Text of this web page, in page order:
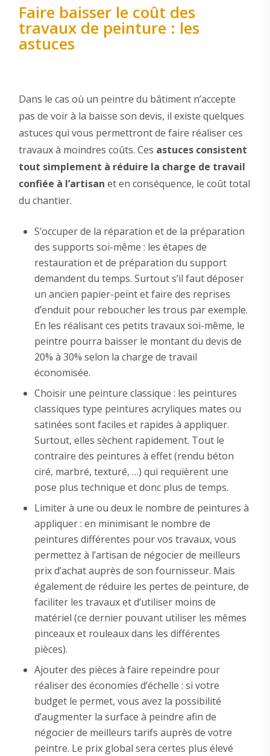
Faire baisser le coût des
travaux de peinture : les
astuces
Dans le cas où un peintre du bâtiment n’accepte
pas de voir à la baisse son devis, il existe quelques
astuces qui vous permettront de faire réaliser ces
travaux à moindres coûts. Ces astuces consistent
tout simplement à réduire la charge de travail
confiée à l’artisan et en conséquence, le coût total
du chantier.
S’occuper de la réparation et de la préparation
des supports soi-même : les étapes de
restauration et de préparation du support
demandent du temps. Surtout s’il faut déposer
un ancien papier-peint et faire des reprises
d’enduit pour reboucher les trous par exemple.
En les réalisant ces petits travaux soi-même, le
peintre pourra baisser le montant du devis de
20% à 30% selon la charge de travail
économisée.
Choisir une peinture classique : les peintures
classiques type peintures acryliques mates ou
satinées sont faciles et rapides à appliquer.
Surtout, elles sèchent rapidement. Tout le
contraire des peintures à effet (rendu béton
ciré, marbré, texturé, …) qui requièrent une
pose plus technique et donc plus de temps.
Limiter à une ou deux le nombre de peintures à
appliquer : en minimisant le nombre de
peintures différentes pour vos travaux, vous
permettez à l’artisan de négocier de meilleurs
prix d’achat auprès de son fournisseur. Mais
également de réduire les pertes de peinture, de
faciliter les travaux et d’utiliser moins de
matériel (ce dernier pouvant utiliser les mêmes
pinceaux et rouleaux dans les différentes
pièces).
Ajouter des pièces à faire repeindre pour
réaliser des économies d’échelle : si votre
budget le permet, vous avez la possibilité
d’augmenter la surface à peindre afin de
négocier de meilleurs tarifs auprès de votre
peintre. Le prix global sera certes plus élevé